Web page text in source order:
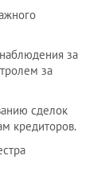
за
за
сделок
кредиторов.